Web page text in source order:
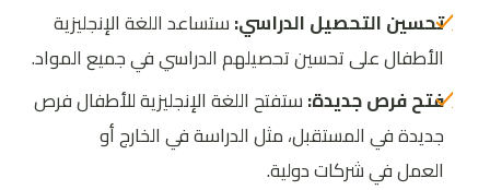
تحسين التحصيل الدراسي:ستساعد اللغة الإنجليزية
الأطفال على تحسين تحصيلهم الدراسي في جميع المواد.
فتح فرص جديدة:ستفتح اللغة الإنجليزية للأطفال فرص
جديدة في المستقبل، مثل الدراسة في الخارج أو
العمل في شركات دولية.